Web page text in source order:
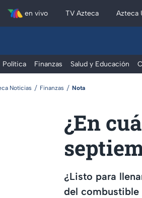
en vivo TV Azteca Azteca
Política Finanzas Salud y Educación
Noticias Finanzas Nota
¿En
¿Listo para
del combustible